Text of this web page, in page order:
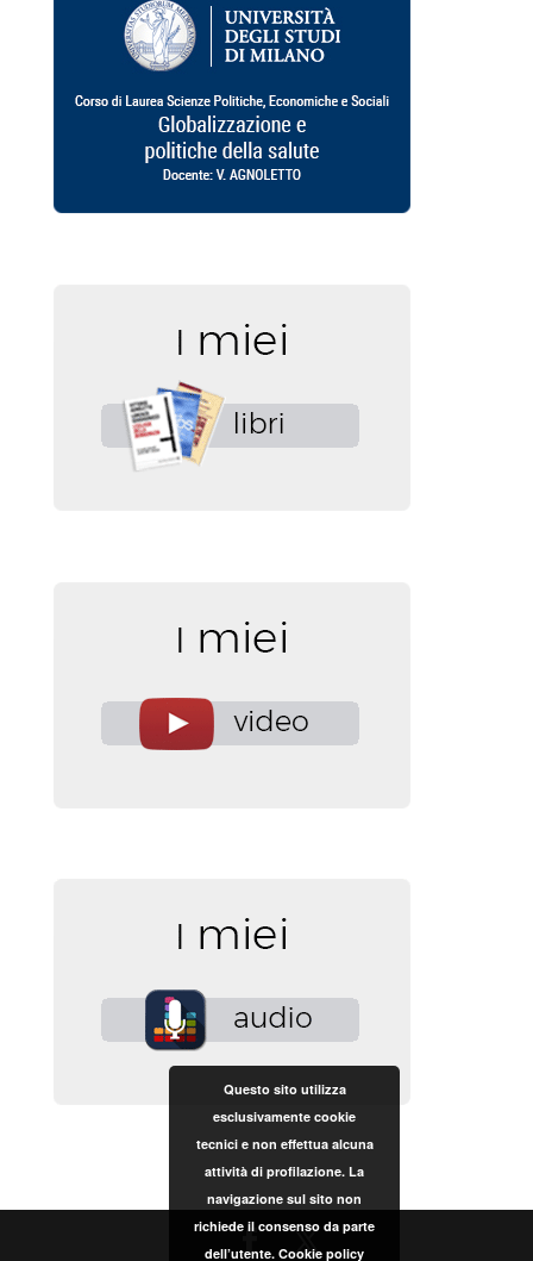
Questo sito utilizza
esclusivamente cookie
tecnici e non effettua alcuna
attività di profilazione. La
navigazione sul sito non
richiede il consenso da parte
dell’utente. Cookie policy